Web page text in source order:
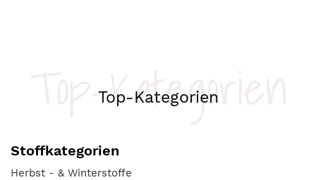
Top-Kategorien
Top-Kategorien
Stoffkategorien
Herbst - & Winterstoffe